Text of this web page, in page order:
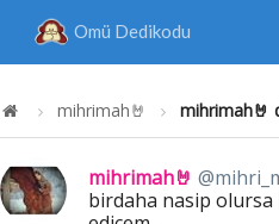
Omü Dedikodu
mihrimah🤘 mihrimah🤘
mihrimah🤘
birdaha nasip